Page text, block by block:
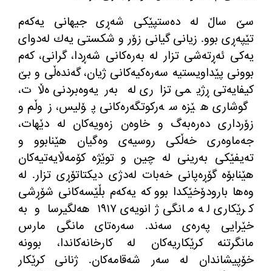
سێ ساڵ لە دەستپێكی شەڕی جیهانی یەكەم
تێپەڕی بوو. زیانی گیانی زۆر و شكستی یەك لەدوای
یەكی ئەڕتەشی تزار لە بەرەكانی شەڕدا، گرانی، كەم
بوونی پێداویستیە سەرەكیەكانی ژیان، گەندەڵی و بێ
كیفایەتی ڕژیمی تزاری لە بەریەوەبردنی ەڵات،
گوشاری هێزە سەركوتگەرەكانی پۆلیس، زوڵم و
زۆرداری دەرەبەگ و خاوەن زەویەكان لە دێهات،
جەماوەری خەڵكی روسیەی وەگیان هێنابوو و
تەیفێكی بەرینی لە چین و توێژە كۆمەڵایەتیەكان
هێنابۆە گۆڕەپانی خەبات لەدژی دیكتاتۆڕی تزار. لە
وەها بارودۆخێكدا بوو كە یەكەم بڵێسەكانی شۆڕشی
كرێكاری لە مانگی ژانویەی ١٩١٧ هەلگیرسا و بە
خێرایی پەرەی سەند. سەرەتای مانگی مارس
مانگرتنە كرێكاریەكان لە كارخانەكاندا، بوونە
خۆپیشاندان لە سەر شەقامەكان. ژنانی كرێكار